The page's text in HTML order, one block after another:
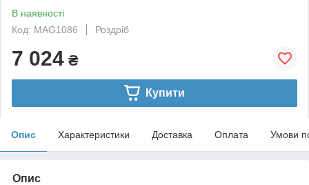
В наявності
Код: MAG1086
Роздріб
7 024 ₴
Купити
Опис Характеристики Доставка Оплата Умови
Опис